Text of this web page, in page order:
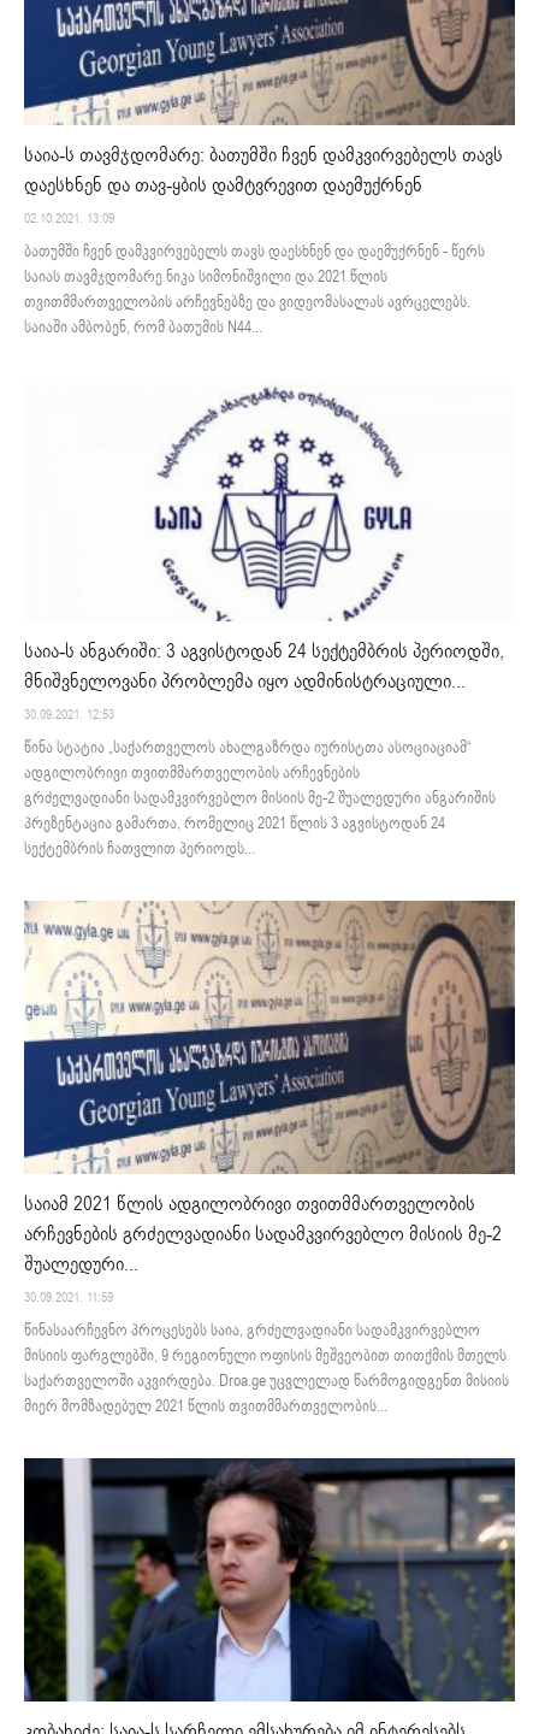
საია-ს თავმჯდომარე: ბათუმში ჩვენ დამკვირვებელს თავს
დაესხნენ და თავ-ყბის დამტვრევით დაემუქრნენ
02.10.2021. 13:09
ბათუმში ჩვენ დამკვირვებელს თავს დაესხნენ და დაემუქრნენ - წერს
საიას თავმჯდომარე ნიკა სიმონიშვილი და 2021 წლის
თვითმმართველობის არჩევნებზე და ვიდეომასალას ავრცელებს.
საიაში ამბობენ, რომ ბათუმის N44...
საია-ს ანგარიში: 3 აგვისტოდან 24 სექტემბრის პერიოდში,
მნიშვნელოვანი პრობლემა იყო ადმინისტრაციული...
30.09.2021. 12:53
წინა სტატია „საქართველოს ახალგაზრდა იურისტთა ასოციაციამ“
ადგილობრივი თვითმმართველობის არჩევნების
გრძელვადიანი სადამკვირვებლო მისიის მე-2 შუალედური ანგარიშის
პრეზენტაცია გამართა, რომელიც 2021 წლის 3 აგვისტოდან 24
სექტემბრის ჩათვლით პერიოდს...
საიამ 2021 წლის ადგილობრივი თვითმმართველობის
არჩევნების გრძელვადიანი სადამკვირვებლო მისიის მე-2
შუალედური...
30.09.2021. 11:59
წინასაარჩევნო პროცესებს საია, გრძელვადიანი სადამკვირვებლო
მისიის ფარგლებში, 9 რეგიონული ოფისის მეშვეობით თითქმის მთელს
საქართველოში აკვირდება. Droa.ge უცვლელად წარმოგიდგენთ მისიის
მიერ მომზადებულ 2021 წლის თვითმმართველობის...